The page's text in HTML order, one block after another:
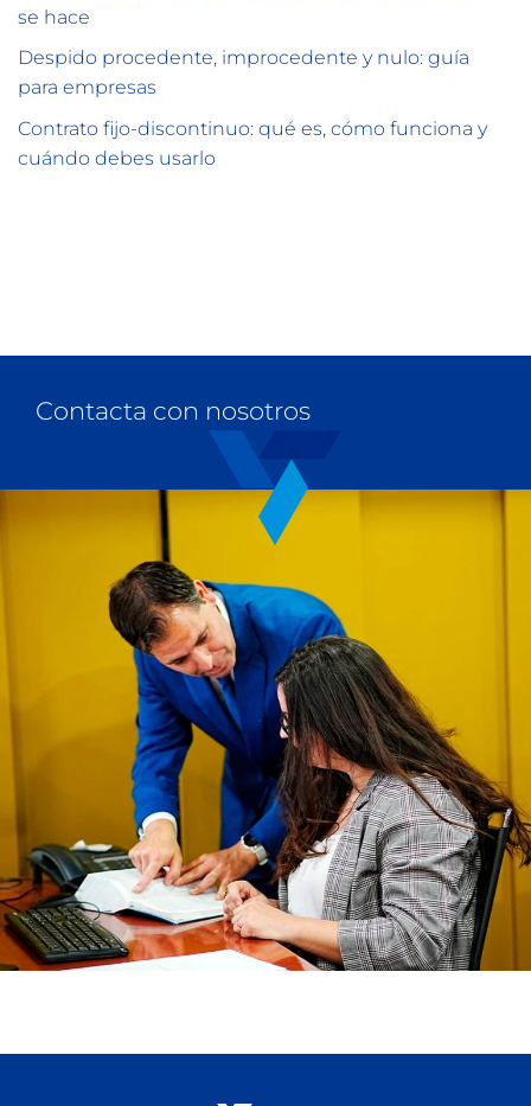
se hace
Despido procedente, improcedente y nulo: guía
para empresas
Contrato fijo-discontinuo: qué es, cómo funciona y
cuándo debes usarlo
Contacta con nosotros